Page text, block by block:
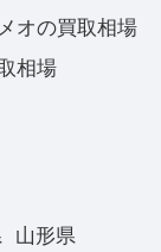
オの買取相場
相場
山形県